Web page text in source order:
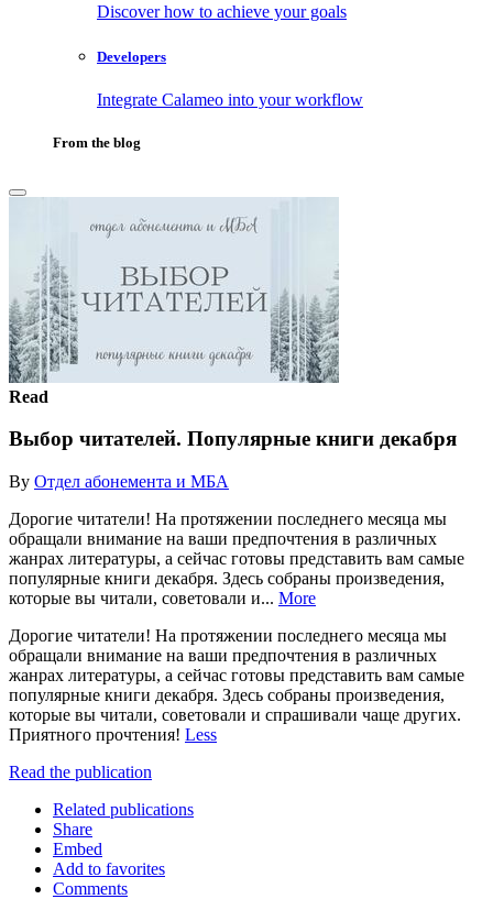
Discover how to achieve your goals
Developers
Integrate Calameo into your workflow
From the blog
Read
Выбор читателей. Популярные книги декабря
By Отдел абонемента и МБА
Дорогие читатели! На протяжении последнего месяца мы
обращали внимание на ваши предпочтения в различных
жанрах литературы, а сейчас готовы представить вам самые
популярные книги декабря. Здесь собраны произведения,
которые вы читали, советовали и... More
Дорогие читатели! На протяжении последнего месяца мы
обращали внимание на ваши предпочтения в различных
жанрах литературы, а сейчас готовы представить вам самые
популярные книги декабря. Здесь собраны произведения,
которые вы читали, советовали и спрашивали чаще других.
Приятного прочтения! Less
Read the publication
Related publications
Share
Embed
Add to favorites
Comments